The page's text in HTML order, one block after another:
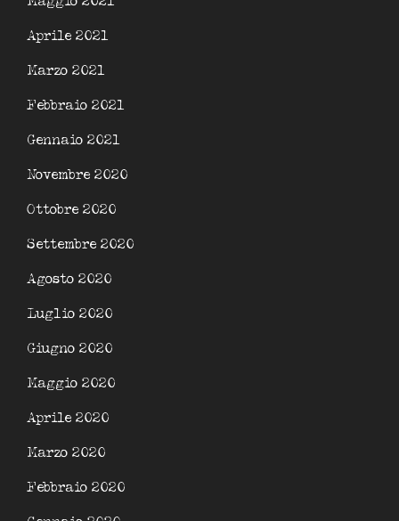
Aprile 2021
Marzo 2021
Febbraio 2021
Gennaio 2021
Novembre 2020
Ottobre 2020
Settembre 2020
Agosto 2020
Luglio 2020
Giugno 2020
Maggio 2020
Aprile 2020
Marzo 2020
Febbraio 2020